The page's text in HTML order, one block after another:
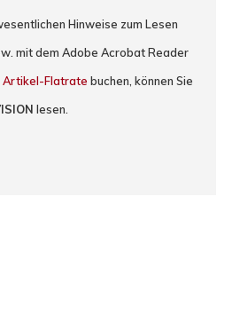
Hinweise zum Lesen
mit dem Adobe Acrobat Reader
Artikel-Flatrate buchen, können Sie
lesen.